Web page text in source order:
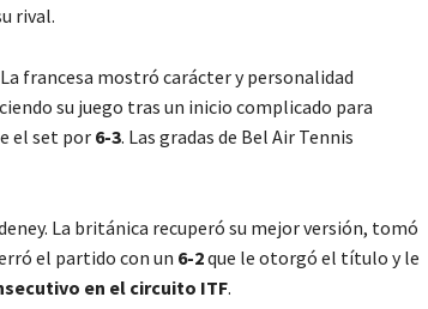
rival.
francesa mostró carácter y personalidad
su juego tras un inicio complicado para
el set por 6-3. Las gradas de Bel Air Tennis
La británica recuperó su mejor versión, tomó
el partido con un 6-2que le otorgó el título y le
en el circuito ITF.